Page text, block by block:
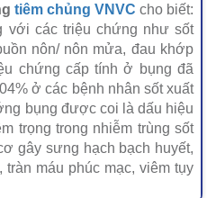
tiêm chủng VNVC cho biết:
với các triệu chứng như sốt
nôn/ nôn mửa, đau khớp
chứng cấp tính ở bụng đã
ở các bệnh nhân sốt xuất
bụng được coi là dấu hiệu
trọng trong nhiễm trùng sốt
gây sưng hạch bạch huyết,
máu phúc mạc, viêm tụy